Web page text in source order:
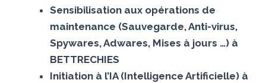
Sensibilisation aux opérations de
maintenance (Sauvegarde, Anti-virus,
Spywares, Adwares, Mises à jours …) à
BETTRECHIES
Initiation à l’IA (Intelligence Artificielle) à